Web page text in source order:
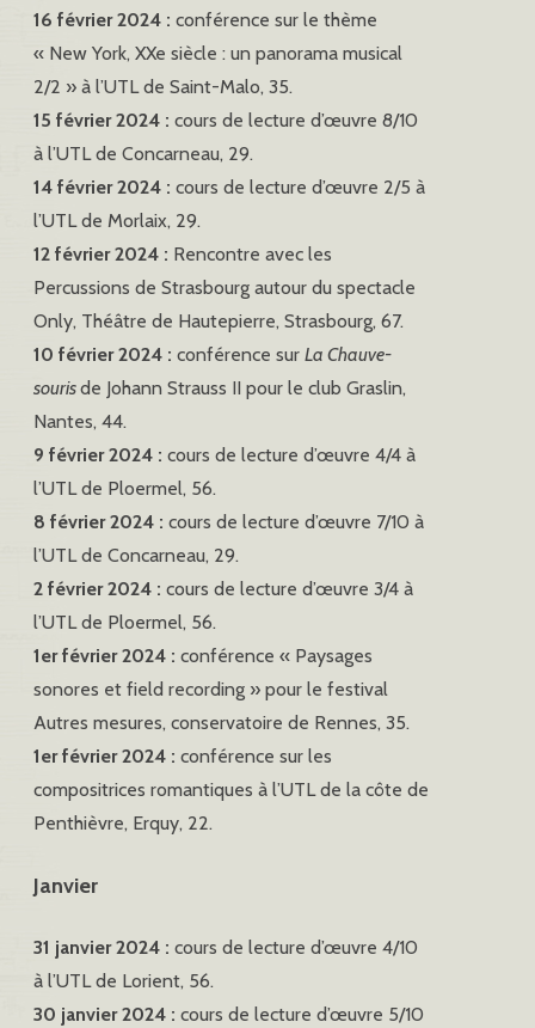
16 février 2024 : conférence sur le thème
« New York, XXe siècle : un panorama musical
2/2 » à l’UTL de Saint-Malo, 35.
15 février 2024 : cours de lecture d’œuvre 8/10
à l’UTL de Concarneau, 29.
14 février 2024 : cours de lecture d’œuvre 2/5 à
l’UTL de Morlaix, 29.
12 février 2024 : Rencontre avec les
Percussions de Strasbourg autour du spectacle
Only, Théâtre de Hautepierre, Strasbourg, 67.
10 février 2024 : conférence sur La Chauve-
sourisde Johann Strauss II pour le club Graslin,
Nantes, 44.
9 février 2024 : cours de lecture d’œuvre 4/4 à
l’UTL de Ploermel, 56.
8 février 2024 : cours de lecture d’œuvre 7/10 à
l’UTL de Concarneau, 29.
2 février 2024 : cours de lecture d’œuvre 3/4 à
l’UTL de Ploermel, 56.
1er février 2024 : conférence « Paysages
sonores et field recording » pour le festival
Autres mesures, conservatoire de Rennes, 35.
1er février 2024 : conférence sur les
compositrices romantiques à l’UTL de la côte de
Penthièvre, Erquy, 22.
Janvier
31 janvier 2024 : cours de lecture d’œuvre 4/10
à l’UTL de Lorient, 56.
30 janvier 2024 : cours de lecture d’œuvre 5/10